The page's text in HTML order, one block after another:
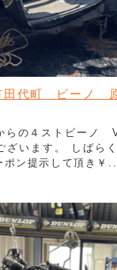
田代町 ビーノ
らの４ストビーノ
ざいます。 しばら
ン提示して頂き￥...